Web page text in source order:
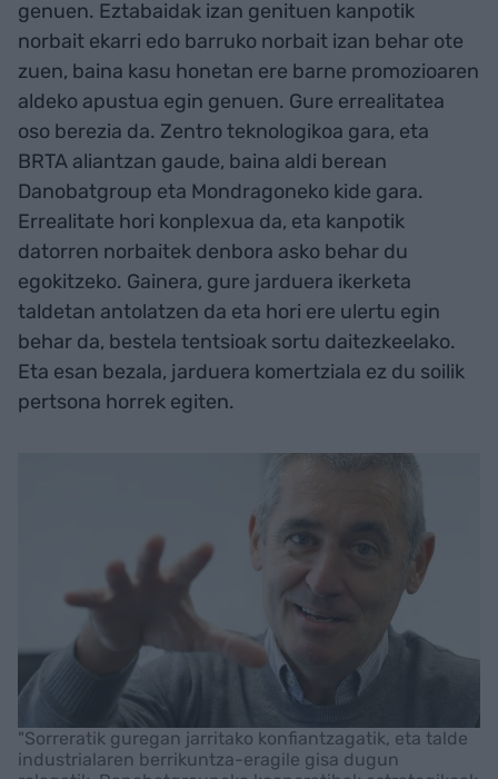
genuen. Eztabaidak izan genituen kanpotik
norbait ekarri edo barruko norbait izan behar ote
zuen, baina kasu honetan ere barne promozioaren
aldeko apustua egin genuen. Gure errealitatea
oso berezia da. Zentro teknologikoa gara, eta
BRTA aliantzan gaude, baina aldi berean
Danobatgroup eta Mondragoneko kide gara.
Errealitate hori konplexua da, eta kanpotik
datorren norbaitek denbora asko behar du
egokitzeko. Gainera, gure jarduera ikerketa
taldetan antolatzen da eta hori ere ulertu egin
behar da, bestela tentsioak sortu daitezkeelako.
Eta esan bezala, jarduera komertziala ez du soilik
pertsona horrek egiten.
"Sorreratik guregan jarritako konfiantzagatik, eta talde
industrialaren berrikuntza-eragile gisa dugun